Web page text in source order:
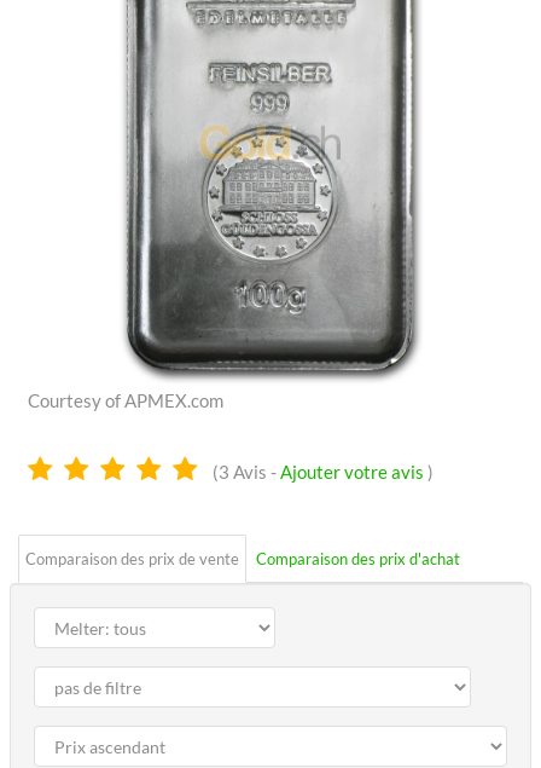
Courtesy of APMEX.com
4.8
(3 Avis -Ajouter votre avis )
Comparaison des prix de vente Comparaison des prix d'achat